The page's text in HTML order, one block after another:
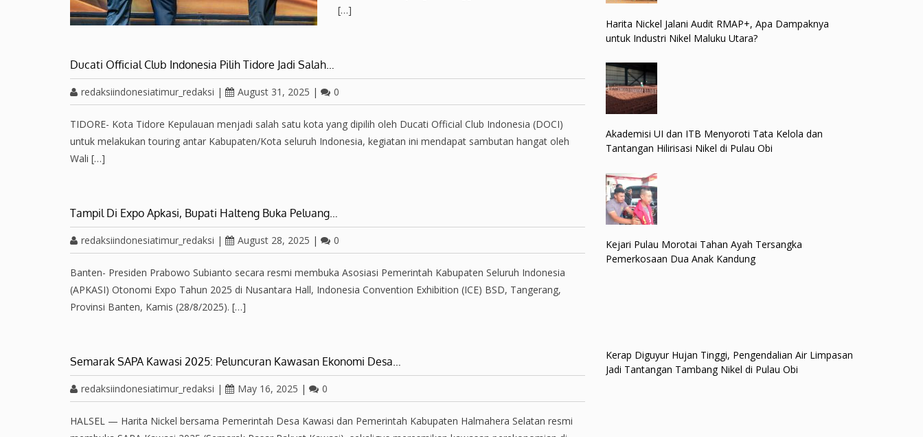
[…]
Ducati Official Club Indonesia Pilih Tidore Jadi Salah…
redaksiindonesiatimur_redaksi | August 31, 2025 | 0
TIDORE- Kota Tidore Kepulauan menjadi salah satu kota yang dipilih oleh Ducati Official Club Indonesia (DOCI)
untuk melakukan touring antar Kabupaten/Kota seluruh Indonesia, kegiatan ini mendapat sambutan hangat oleh
Wali […]
Tampil Di Expo Apkasi, Bupati Halteng Buka Peluang…
redaksiindonesiatimur_redaksi | August 28, 2025 | 0
Banten- Presiden Prabowo Subianto secara resmi membuka Asosiasi Pemerintah Kabupaten Seluruh Indonesia
(APKASI) Otonomi Expo Tahun 2025 di Nusantara Hall, Indonesia Convention Exhibition (ICE) BSD, Tangerang,
Provinsi Banten, Kamis (28/8/2025). […]
Semarak SAPA Kawasi 2025: Peluncuran Kawasan Ekonomi Desa…
redaksiindonesiatimur_redaksi | May 16, 2025 | 0
HALSEL — Harita Nickel bersama Pemerintah Desa Kawasi dan Pemerintah Kabupaten Halmahera Selatan resmi
Harita Nickel Jalani Audit RMAP+, Apa Dampaknya
untuk Industri Nikel Maluku Utara?
Akademisi UI dan ITB Menyoroti Tata Kelola dan
Tantangan Hilirisasi Nikel di Pulau Obi
Kejari Pulau Morotai Tahan Ayah Tersangka
Pemerkosaan Dua Anak Kandung
Kerap Diguyur Hujan Tinggi, Pengendalian Air Limpasan
Jadi Tantangan Tambang Nikel di Pulau Obi